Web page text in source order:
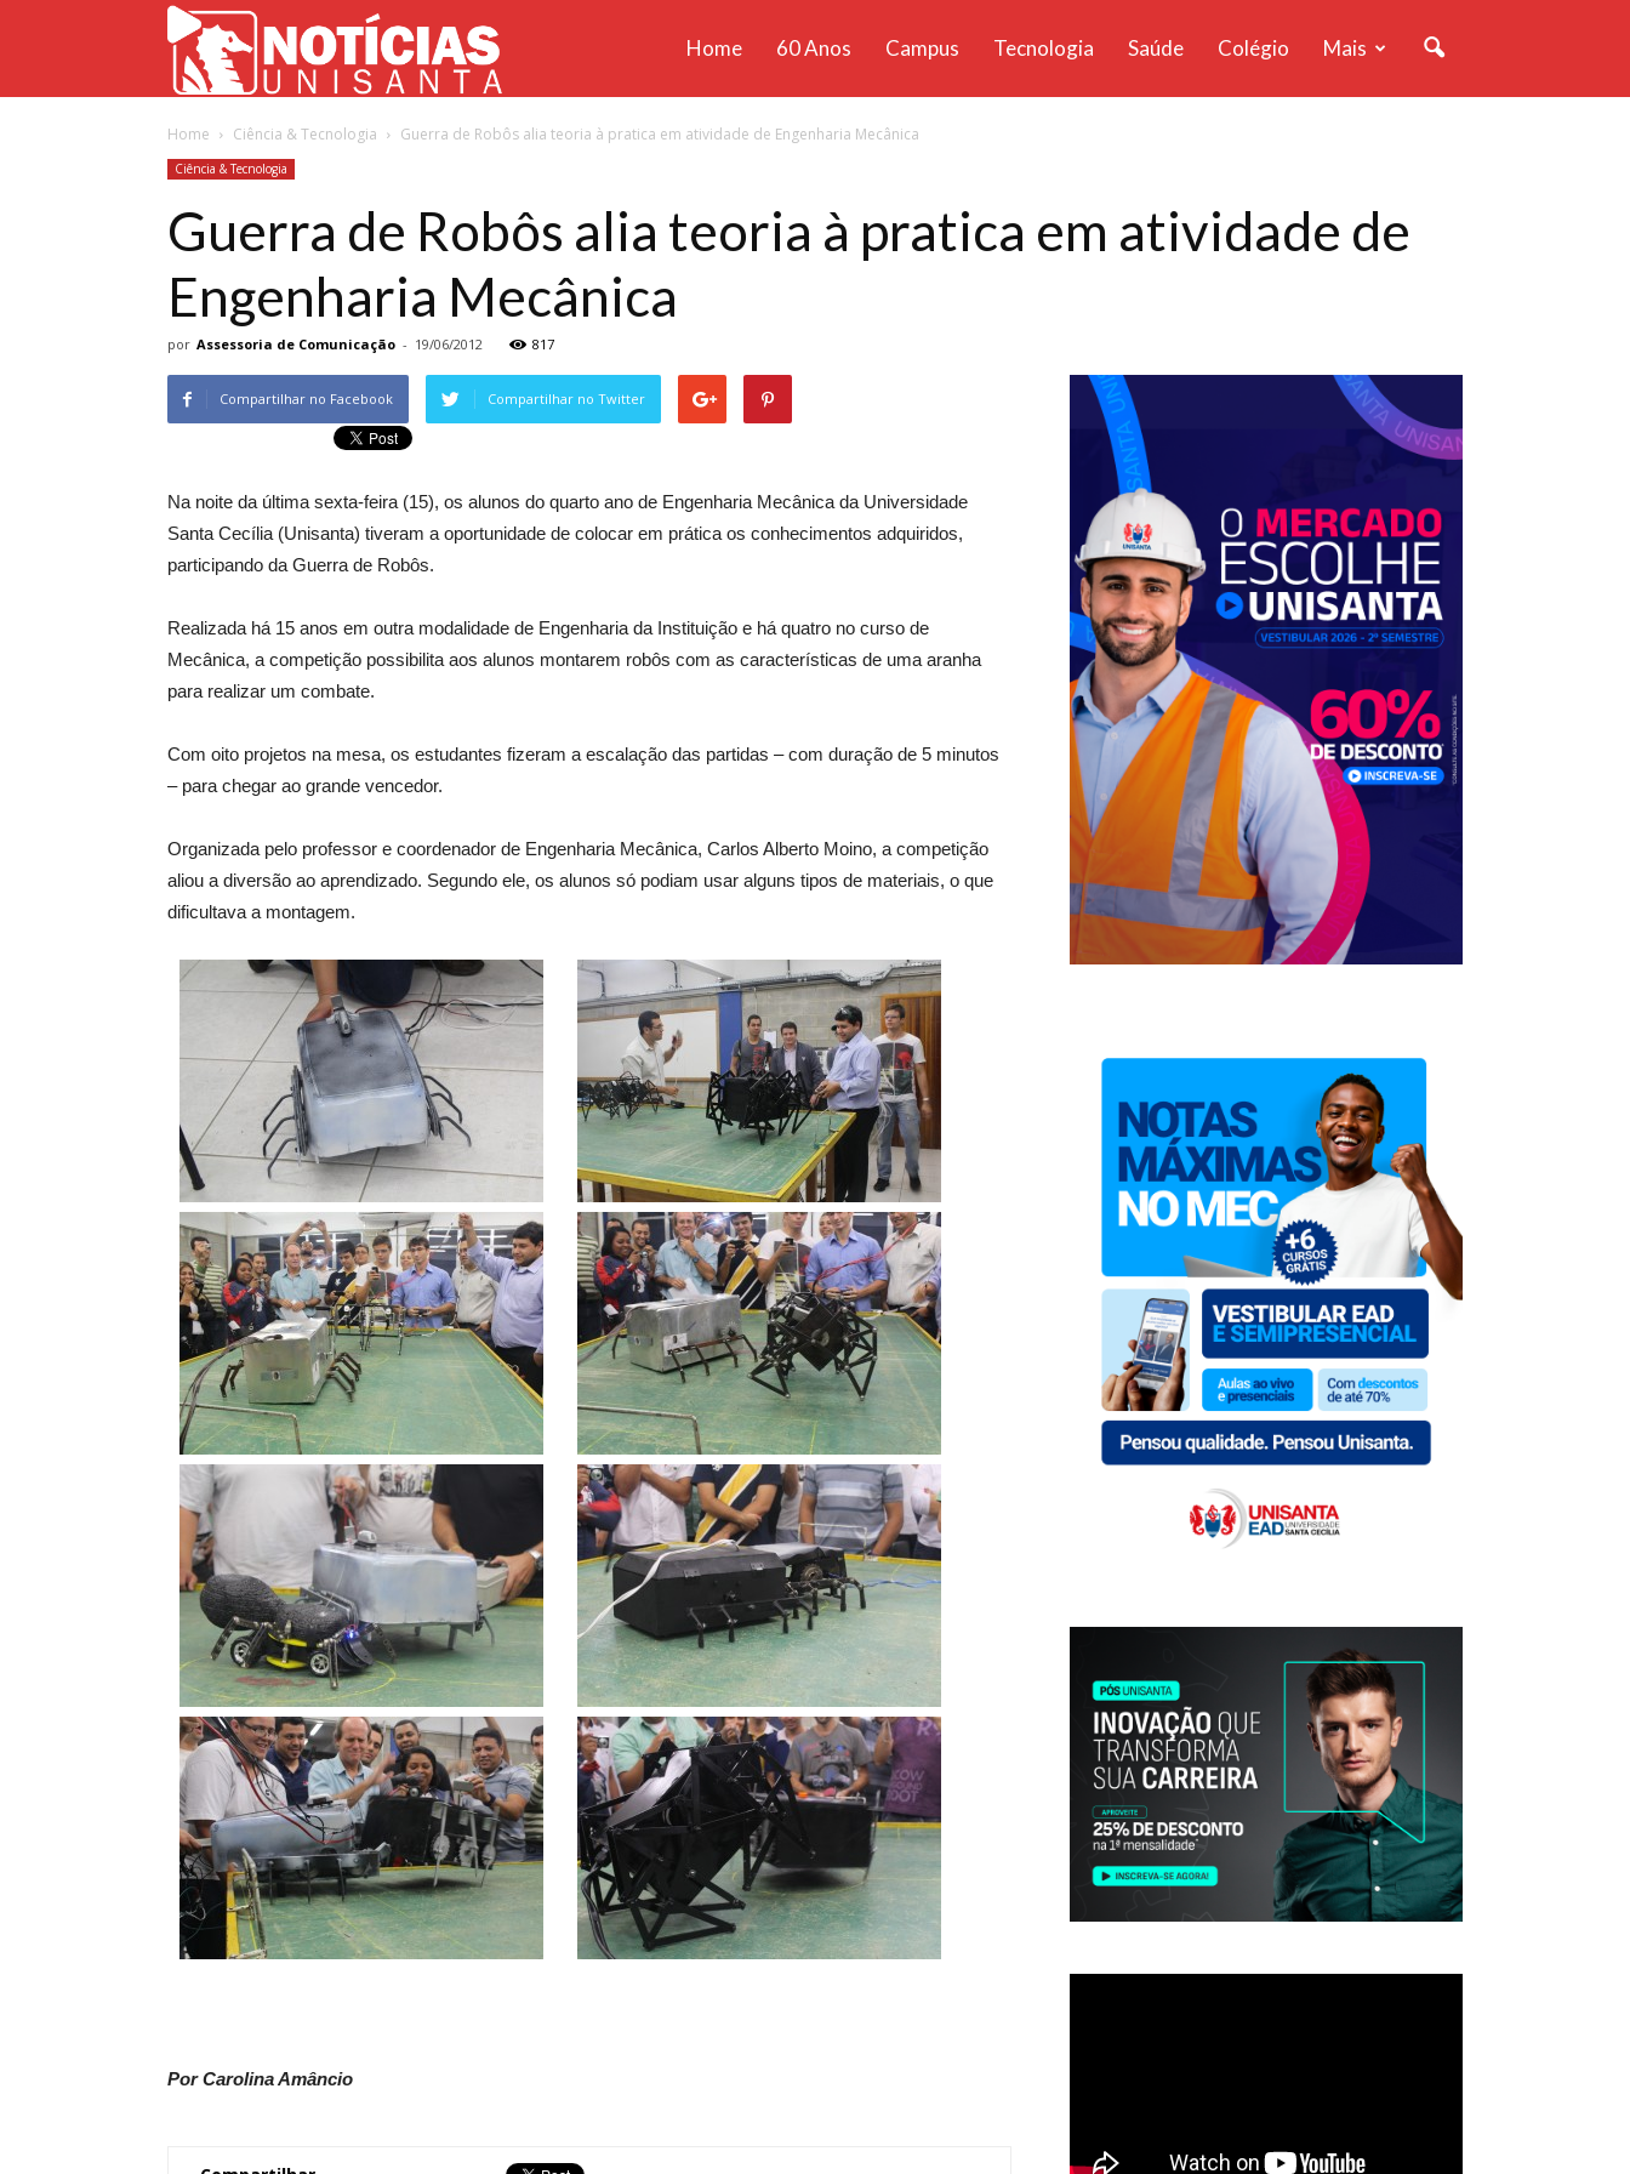
Unisanta
Home 60 Anos Campus Tecnologia Saúde Colégio Mais
Home Ciência & Tecnologia Guerra de Robôs alia teoria à pratica em atividade de Engenharia Mecânica
Ciência & Tecnologia
Guerra de Robôs alia teoria à pratica em atividade de
Engenharia Mecânica
por Assessoria de Comunicação - 19/06/2012 817
Compartilhar no Facebook Compartilhar no Twitter
Na noite da última sexta-feira (15), os alunos do quarto ano de Engenharia Mecânica da Universidade
Santa Cecília (Unisanta) tiveram a oportunidade de colocar em prática os conhecimentos adquiridos,
participando da Guerra de Robôs.
Realizada há 15 anos em outra modalidade de Engenharia da Instituição e há quatro no curso de
Mecânica, a competição possibilita aos alunos montarem robôs com as características de uma aranha
para realizar um combate.
Com oito projetos na mesa, os estudantes fizeram a escalação das partidas – com duração de 5 minutos
– para chegar ao grande vencedor.
Organizada pelo professor e coordenador de Engenharia Mecânica, Carlos Alberto Moino, a competição
aliou a diversão ao aprendizado. Segundo ele, os alunos só podiam usar alguns tipos de materiais, o que
dificultava a montagem.
Por Carolina Amâncio